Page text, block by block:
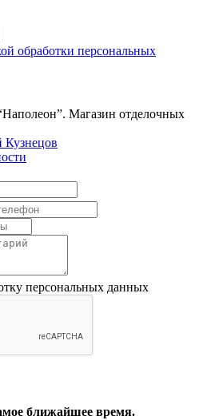
обработки персональных
Магазин отделочных
Кузнецов
персональных данных
ближайшее время.